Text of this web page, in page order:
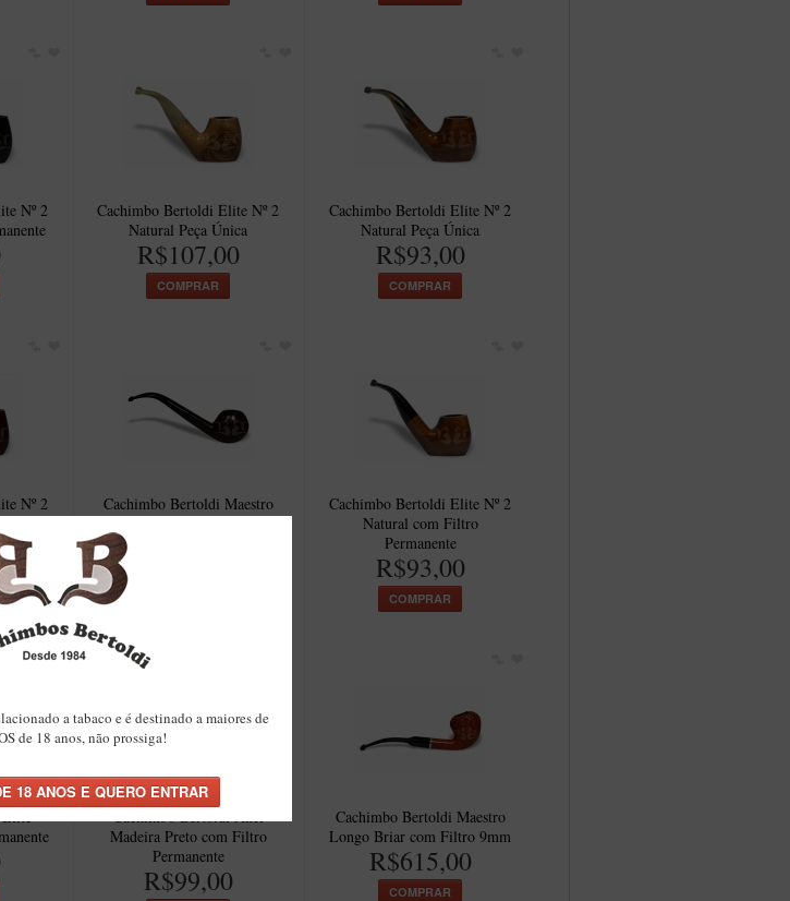
Nº 2
Cachimbo Bertoldi Elite Nº 2
Natural Peça Única
R$107,00
COMPRAR
Cachimbo Bertoldi Elite Nº 2
Natural Peça Única
R$93,00
COMPRAR
Nº 2
Peça
Cachimbo Bertoldi Maestro
Longo Briar com Filtro 9mm
Cachimbo Bertoldi Elite Nº 2
Natural com Filtro
Permanente
R$93,00
COMPRAR
Elite
Cachimbo Bertoldi Anel
Madeira Preto com Filtro
Permanente
R$99,00
Cachimbo Bertoldi Maestro
Longo Briar com Filtro 9mm
R$615,00
COMPRAR
a tabaco e é destinado a maiores de
de 18 anos, não prossiga!